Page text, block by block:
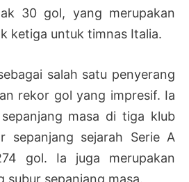
30 gol, yang merupakan
ketiga untuk timnas Italia.
salah satu penyerang
rekor gol yang impresif. Ia
masa di tiga klub
sepanjang sejarah Serie A
gol. Ia juga merupakan